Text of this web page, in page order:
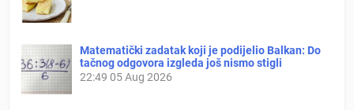
Matematički zadatak koji je podijelio Balkan: Do
tačnog odgovora izgleda još nismo stigli
22:49 05 Aug 2026